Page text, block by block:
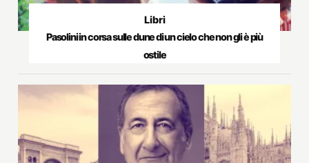
Libri
Pasolini in corsa sulle dune di un cielo che non gli è più
ostile